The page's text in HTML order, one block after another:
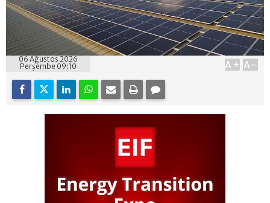
06 Ağustos 2026
Perşembe 09:10
A+ A-